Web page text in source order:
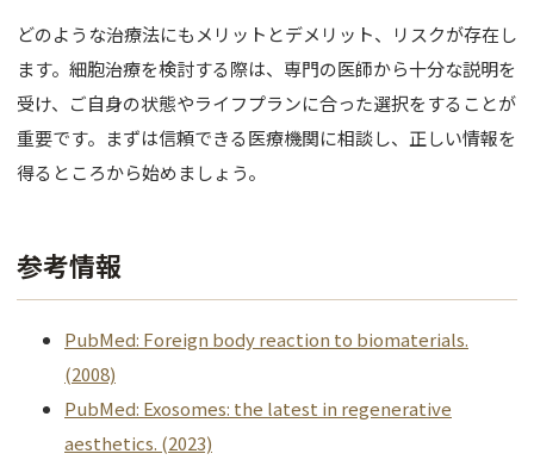
どのような治療法にもメリットとデメリット、リスクが存在し
ます。細胞治療を検討する際は、専門の医師から十分な説明を
受け、ご自身の状態やライフプランに合った選択をすることが
重要です。まずは信頼できる医療機関に相談し、正しい情報を
得るところから始めましょう。
参考情報
PubMed: Foreign body reaction to biomaterials.
(2008)
PubMed: Exosomes: the latest in regenerative
aesthetics. (2023)